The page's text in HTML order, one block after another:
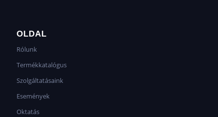
OLDAL
Rólunk
Termékkatalógus
Szolgáltatásaink
Események
Oktatás